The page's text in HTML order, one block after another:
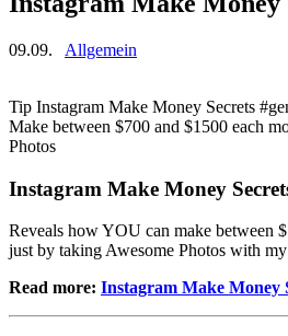
09.09. Allgemein
Tip Instagram Make Money Secrets
Make between $700 and $1500 each
Photos
Instagram Make Money
Reveals how YOU can make between
just by taking Awesome Photos with
Read more: Instagram Make Money